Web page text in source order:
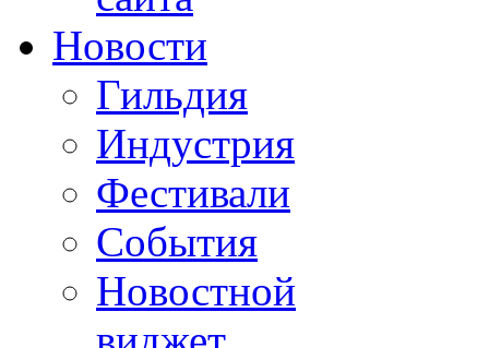
Новости
Гильдия
Индустрия
Фестивали
События
Новостной